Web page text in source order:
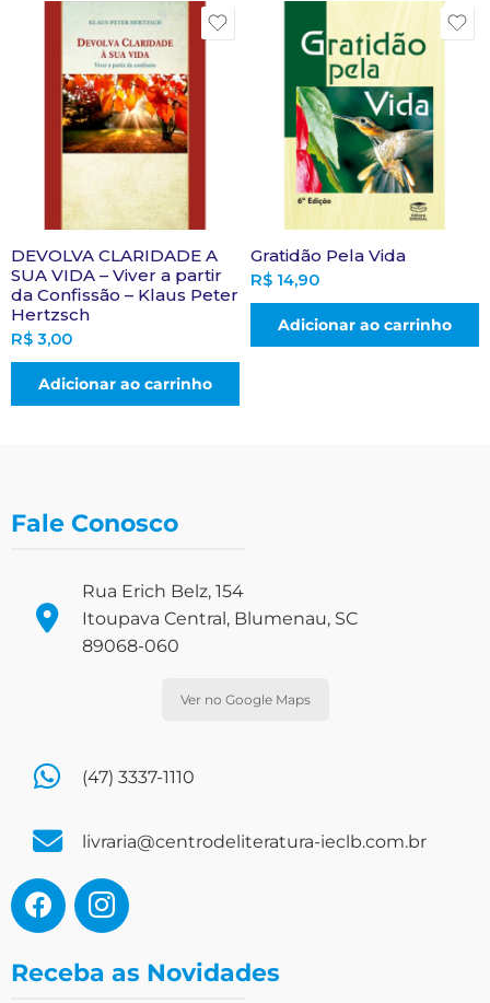
DEVOLVA CLARIDADE A
SUA VIDA – Viver a partir
da Confissão – Klaus Peter
Hertzsch
R$ 3,00
Adicionar ao carrinho
Gratidão Pela Vida
R$ 14,90
Adicionar ao carrinho
Fale Conosco
Rua Erich Belz, 154
Itoupava Central, Blumenau, SC
89068-060
Ver no Google Maps
(47) 3337-1110
livraria@centrodeliteratura-ieclb.com.br
Receba as Novidades